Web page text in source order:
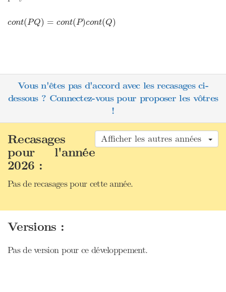
cont(PQ) = cont(P)cont(Q)
t( PQ) (P)c (Q)
Vous n'êtes pas d'accord avec les recasages ci-
dessous ? Connectez-vous pour proposer les vôtres
!
Afficher les autres années
Recasages
pour l'année
2026 :
Pas de recasages pour cette année.
Versions :
Pas de version pour ce développement.